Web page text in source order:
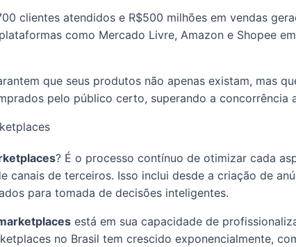
clientes atendidos e R$500 milhões em vendas
como Mercado Livre, Amazon e Shopee
que seus produtos não apenas existam, mas
pelo público certo, superando a concorrência
? É o processo contínuo de otimizar cada
canais de terceiros. Isso inclui desde a criação de
para tomada de decisões inteligentes.
está em sua capacidade de
no Brasil tem crescido exponencialmente,